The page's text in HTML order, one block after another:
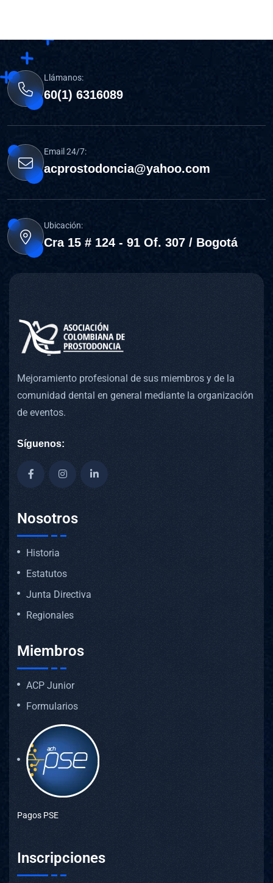
Llámanos:
60(1) 6316089
Email 24/7:
acprostodoncia@yahoo.com
Ubicación:
Cra 15 # 124 - 91 Of. 307 / Bogotá
Mejoramiento profesional de sus miembros y de la
comunidad dental en general mediante la organización
de eventos.
Síguenos:
Nosotros
Historia
Estatutos
Junta Directiva
Regionales
Miembros
ACP Junior
Formularios
Pagos PSE
Inscripciones